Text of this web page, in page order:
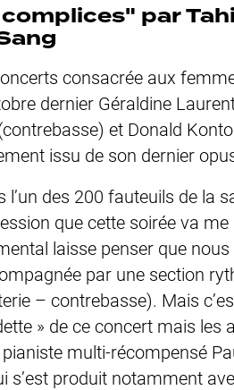
par
consacrée aux
dernier Géraldine
et Donald
issu de son dernier opus
des 200 fauteuils de la
que cette soirée va
laisse penser que
par une section
– contrebasse). Mais
» de ce concert mais les
multi-récompensé
s’est produit notamment